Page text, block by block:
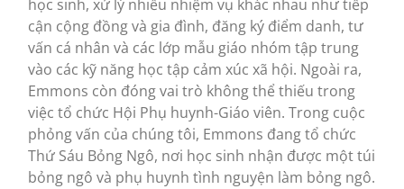
học sinh, xử lý nhiều nhiệm vụ khác nhau như tiếp
cận cộng đồng và gia đình, đăng ký điểm danh, tư
vấn cá nhân và các lớp mẫu giáo nhóm tập trung
vào các kỹ năng học tập cảm xúc xã hội. Ngoài ra,
Emmons còn đóng vai trò không thể thiếu trong
việc tổ chức Hội Phụ huynh-Giáo viên. Trong cuộc
phỏng vấn của chúng tôi, Emmons đang tổ chức
Thứ Sáu Bỏng Ngô, nơi học sinh nhận được một túi
bỏng ngô và phụ huynh tình nguyện làm bỏng ngô.